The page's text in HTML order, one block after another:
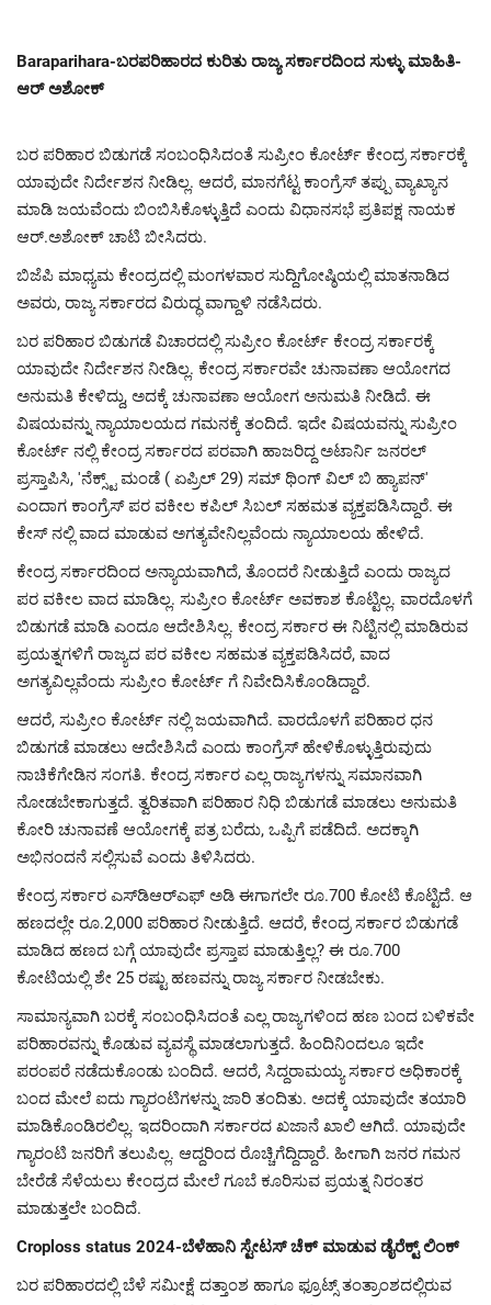
Baraparihara-ಬರಪರಿಹಾರದ ಕುರಿತು ರಾಜ್ಯ ಸರ್ಕಾರದಿಂದ ಸುಳ್ಳು ಮಾಹಿತಿ-
ಆರ್ ಅಶೋಕ್
ಬರ ಪರಿಹಾರ ಬಿಡುಗಡೆ ಸಂಬಂಧಿಸಿದಂತೆ ಸುಪ್ರೀಂ ಕೋರ್ಟ್ ಕೇಂದ್ರ ಸರ್ಕಾರಕ್ಕೆ
ಯಾವುದೇ ನಿರ್ದೇಶನ ನೀಡಿಲ್ಲ. ಆದರೆ, ಮಾನಗೆಟ್ಟ ಕಾಂಗ್ರೆಸ್ ತಪ್ಪು ವ್ಯಾಖ್ಯಾನ
ಮಾಡಿ ಜಯವೆಂದು ಬಿಂಬಿಸಿಕೊಳ್ಳುತ್ತಿದೆ ಎಂದು ವಿಧಾನಸಭೆ ಪ್ರತಿಪಕ್ಷ ನಾಯಕ
ಆರ್.ಅಶೋಕ್ ಚಾಟಿ ಬೀಸಿದರು.
ಬಿಜೆಪಿ ಮಾಧ್ಯಮ ಕೇಂದ್ರದಲ್ಲಿ ಮಂಗಳವಾರ ಸುದ್ದಿಗೋಷ್ಠಿಯಲ್ಲಿ ಮಾತನಾಡಿದ
ಅವರು, ರಾಜ್ಯ ಸರ್ಕಾರದ ವಿರುದ್ಧ ವಾಗ್ದಾಳಿ ನಡೆಸಿದರು.
ಬರ ಪರಿಹಾರ ಬಿಡುಗಡೆ ವಿಚಾರದಲ್ಲಿ ಸುಪ್ರೀಂ ಕೋರ್ಟ್ ಕೇಂದ್ರ ಸರ್ಕಾರಕ್ಕೆ
ಯಾವುದೇ ನಿರ್ದೇಶನ ನೀಡಿಲ್ಲ. ಕೇಂದ್ರ ಸರ್ಕಾರವೇ ಚುನಾವಣಾ ಆಯೋಗದ
ಅನುಮತಿ ಕೇಳಿದ್ದು, ಅದಕ್ಕೆ ಚುನಾವಣಾ ಆಯೋಗ ಅನುಮತಿ ನೀಡಿದೆ. ಈ
ವಿಷಯವನ್ನು ನ್ಯಾಯಾಲಯದ ಗಮನಕ್ಕೆ ತಂದಿದೆ. ಇದೇ ವಿಷಯವನ್ನು ಸುಪ್ರೀಂ
ಕೋರ್ಟ್ ನಲ್ಲಿ ಕೇಂದ್ರ ಸರ್ಕಾರದ ಪರವಾಗಿ ಹಾಜರಿದ್ದ ಅಟಾರ್ನಿ ಜನರಲ್
ಪ್ರಸ್ತಾಪಿಸಿ, 'ನೆಕ್ಸ್ಟ್ ಮಂಡೆ ( ಏಪ್ರಿಲ್ 29) ಸಮ್ ಥಿಂಗ್ ವಿಲ್ ಬಿ ಹ್ಯಾಪನ್'
ಎಂದಾಗ ಕಾಂಗ್ರೆಸ್ ಪರ ವಕೀಲ ಕಪಿಲ್ ಸಿಬಲ್ ಸಹಮತ ವ್ಯಕ್ತಪಡಿಸಿದ್ದಾರೆ. ಈ
ಕೇಸ್ ನಲ್ಲಿ ವಾದ ಮಾಡುವ ಅಗತ್ಯವೇನಿಲ್ಲವೆಂದು ನ್ಯಾಯಾಲಯ ಹೇಳಿದೆ.
ಕೇಂದ್ರ ಸರ್ಕಾರದಿಂದ ಅನ್ಯಾಯವಾಗಿದೆ, ತೊಂದರೆ ನೀಡುತ್ತಿದೆ ಎಂದು ರಾಜ್ಯದ
ಪರ ವಕೀಲ ವಾದ ಮಾಡಿಲ್ಲ. ಸುಪ್ರೀಂ ಕೋರ್ಟ್ ಅವಕಾಶ ಕೊಟ್ಟಿಲ್ಲ. ವಾರದೊಳಗೆ
ಬಿಡುಗಡೆ ಮಾಡಿ ಎಂದೂ ಆದೇಶಿಸಿಲ್ಲ. ಕೇಂದ್ರ ಸರ್ಕಾರ ಈ ನಿಟ್ಟಿನಲ್ಲಿ ಮಾಡಿರುವ
ಪ್ರಯತ್ನಗಳಿಗೆ ರಾಜ್ಯದ ಪರ ವಕೀಲ ಸಹಮತ ವ್ಯಕ್ತಪಡಿಸಿದರೆ, ವಾದ
ಅಗತ್ಯವಿಲ್ಲವೆಂದು ಸುಪ್ರೀಂ ಕೋರ್ಟ್ ಗೆ ನಿವೇದಿಸಿಕೊಂಡಿದ್ದಾರೆ.
ಆದರೆ, ಸುಪ್ರೀಂ ಕೋರ್ಟ್ ನಲ್ಲಿ ಜಯವಾಗಿದೆ. ವಾರದೊಳಗೆ ಪರಿಹಾರ ಧನ
ಬಿಡುಗಡೆ ಮಾಡಲು ಆದೇಶಿಸಿದೆ ಎಂದು ಕಾಂಗ್ರೆಸ್ ಹೇಳಿಕೊಳ್ಳುತ್ತಿರುವುದು
ನಾಚಿಕೆಗೇಡಿನ ಸಂಗತಿ. ಕೇಂದ್ರ ಸರ್ಕಾರ ಎಲ್ಲ ರಾಜ್ಯಗಳನ್ನು ಸಮಾನವಾಗಿ
ನೋಡಬೇಕಾಗುತ್ತದೆ. ತ್ವರಿತವಾಗಿ ಪರಿಹಾರ ನಿಧಿ ಬಿಡುಗಡೆ ಮಾಡಲು ಅನುಮತಿ
ಕೋರಿ ಚುನಾವಣೆ ಆಯೋಗಕ್ಕೆ ಪತ್ರ ಬರೆದು, ಒಪ್ಪಿಗೆ ಪಡೆದಿದೆ. ಅದಕ್ಕಾಗಿ
ಅಭಿನಂದನೆ ಸಲ್ಲಿಸುವೆ ಎಂದು ತಿಳಿಸಿದರು.
ಕೇಂದ್ರ ಸರ್ಕಾರ ಎಸ್‌ಡಿಆರ್‌ಎಫ್‌ ಅಡಿ ಈಗಾಗಲೇ ರೂ.700 ಕೋಟಿ ಕೊಟ್ಟಿದೆ. ಆ
ಹಣದಲ್ಲೇ ರೂ.2,000 ಪರಿಹಾರ ನೀಡುತ್ತಿದೆ. ಆದರೆ, ಕೇಂದ್ರ ಸರ್ಕಾರ ಬಿಡುಗಡೆ
ಮಾಡಿದ ಹಣದ ಬಗ್ಗೆ ಯಾವುದೇ ಪ್ರಸ್ತಾಪ ಮಾಡುತ್ತಿಲ್ಲ? ಈ ರೂ.700
ಕೋಟಿಯಲ್ಲಿ ಶೇ 25 ರಷ್ಟು ಹಣವನ್ನು ರಾಜ್ಯ ಸರ್ಕಾರ ನೀಡಬೇಕು.
ಸಾಮಾನ್ಯವಾಗಿ ಬರಕ್ಕೆ ಸಂಬಂಧಿಸಿದಂತೆ ಎಲ್ಲ ರಾಜ್ಯಗಳಿಂದ ಹಣ ಬಂದ ಬಳಿಕವೇ
ಪರಿಹಾರವನ್ನು ಕೊಡುವ ವ್ಯವಸ್ಥೆ ಮಾಡಲಾಗುತ್ತದೆ. ಹಿಂದಿನಿಂದಲೂ ಇದೇ
ಪರಂಪರೆ ನಡೆದುಕೊಂಡು ಬಂದಿದೆ. ಆದರೆ, ಸಿದ್ದರಾಮಯ್ಯ ಸರ್ಕಾರ ಅಧಿಕಾರಕ್ಕೆ
ಬಂದ ಮೇಲೆ ಐದು ಗ್ಯಾರಂಟಿಗಳನ್ನು ಜಾರಿ ತಂದಿತು. ಅದಕ್ಕೆ ಯಾವುದೇ ತಯಾರಿ
ಮಾಡಿಕೊಂಡಿರಲಿಲ್ಲ. ಇದರಿಂದಾಗಿ ಸರ್ಕಾರದ ಖಜಾನೆ ಖಾಲಿ ಆಗಿದೆ. ಯಾವುದೇ
ಗ್ಯಾರಂಟಿ ಜನರಿಗೆ ತಲುಪಿಲ್ಲ. ಆದ್ದರಿಂದ ರೊಚ್ಚಿಗೆದ್ದಿದ್ದಾರೆ. ಹೀಗಾಗಿ ಜನರ ಗಮನ
ಬೇರೆಡೆ ಸೆಳೆಯಲು ಕೇಂದ್ರದ ಮೇಲೆ ಗೂಬೆ ಕೂರಿಸುವ ಪ್ರಯತ್ನ ನಿರಂತರ
ಮಾಡುತ್ತಲೇ ಬಂದಿದೆ.
Croploss status 2024-ಬೆಳೆಹಾನಿ ಸ್ಟೇಟಸ್ ಚೆಕ್ ಮಾಡುವ ಡೈರೆಕ್ಟ್ ಲಿಂಕ್
ಬರ ಪರಿಹಾರದಲ್ಲಿ ಬೆಳೆ ಸಮೀಕ್ಷೆ ದತ್ತಾಂಶ ಹಾಗೂ ಫ್ರೂಟ್ಸ್ ತಂತ್ರಾಂಶದಲ್ಲಿರುವ